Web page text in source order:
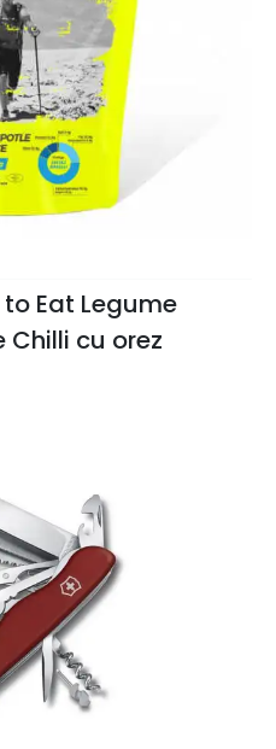
Eat Legume
Chilli cu orez